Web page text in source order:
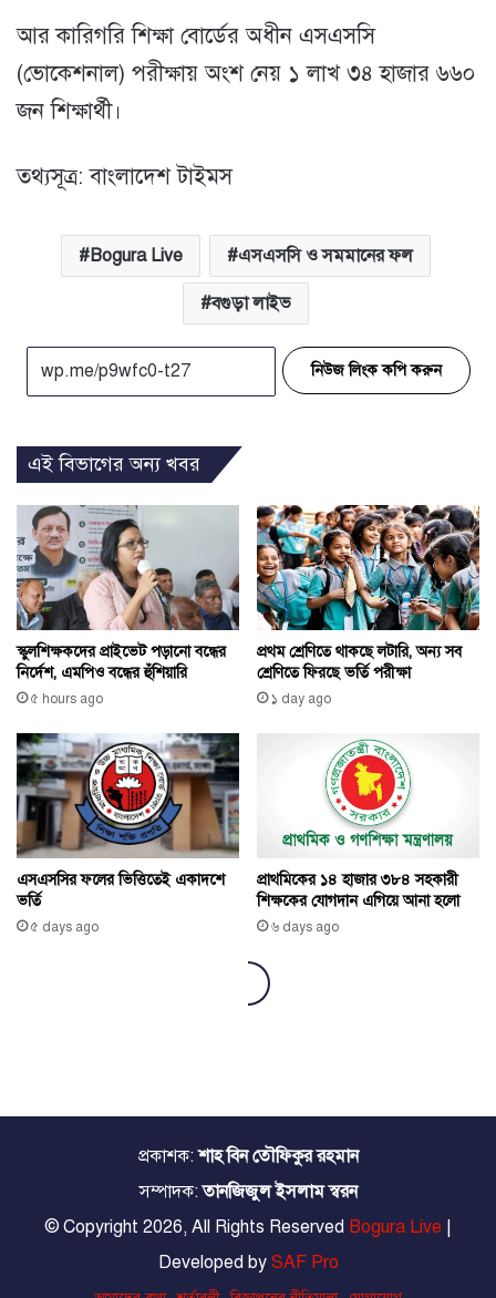
প্রকাশক:শাহ বিন তৌফিকুর রহমান
সম্পাদক:তানজিজুল ইসলাম স্বরন
© Copyright 2026, All Rights Reserved Bogura Live |
Developed by SAF Pro